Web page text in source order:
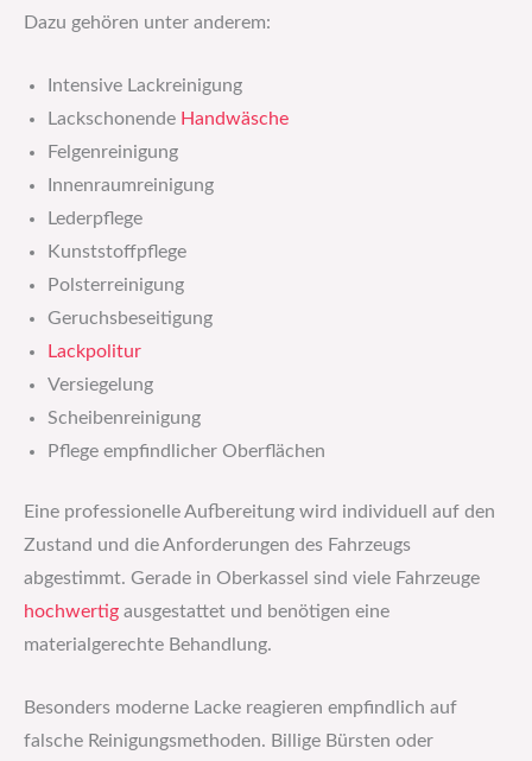
Dazu gehören unter anderem:
Intensive Lackreinigung
Lackschonende Handwäsche
Felgenreinigung
Innenraumreinigung
Lederpflege
Kunststoffpflege
Polsterreinigung
Geruchsbeseitigung
Lackpolitur
Versiegelung
Scheibenreinigung
Pflege empfindlicher Oberflächen
Eine professionelle Aufbereitung wird individuell auf den
Zustand und die Anforderungen des Fahrzeugs
abgestimmt. Gerade in Oberkassel sind viele Fahrzeuge
hochwertig ausgestattet und benötigen eine
materialgerechte Behandlung.
Besonders moderne Lacke reagieren empfindlich auf
falsche Reinigungsmethoden. Billige Bürsten oder